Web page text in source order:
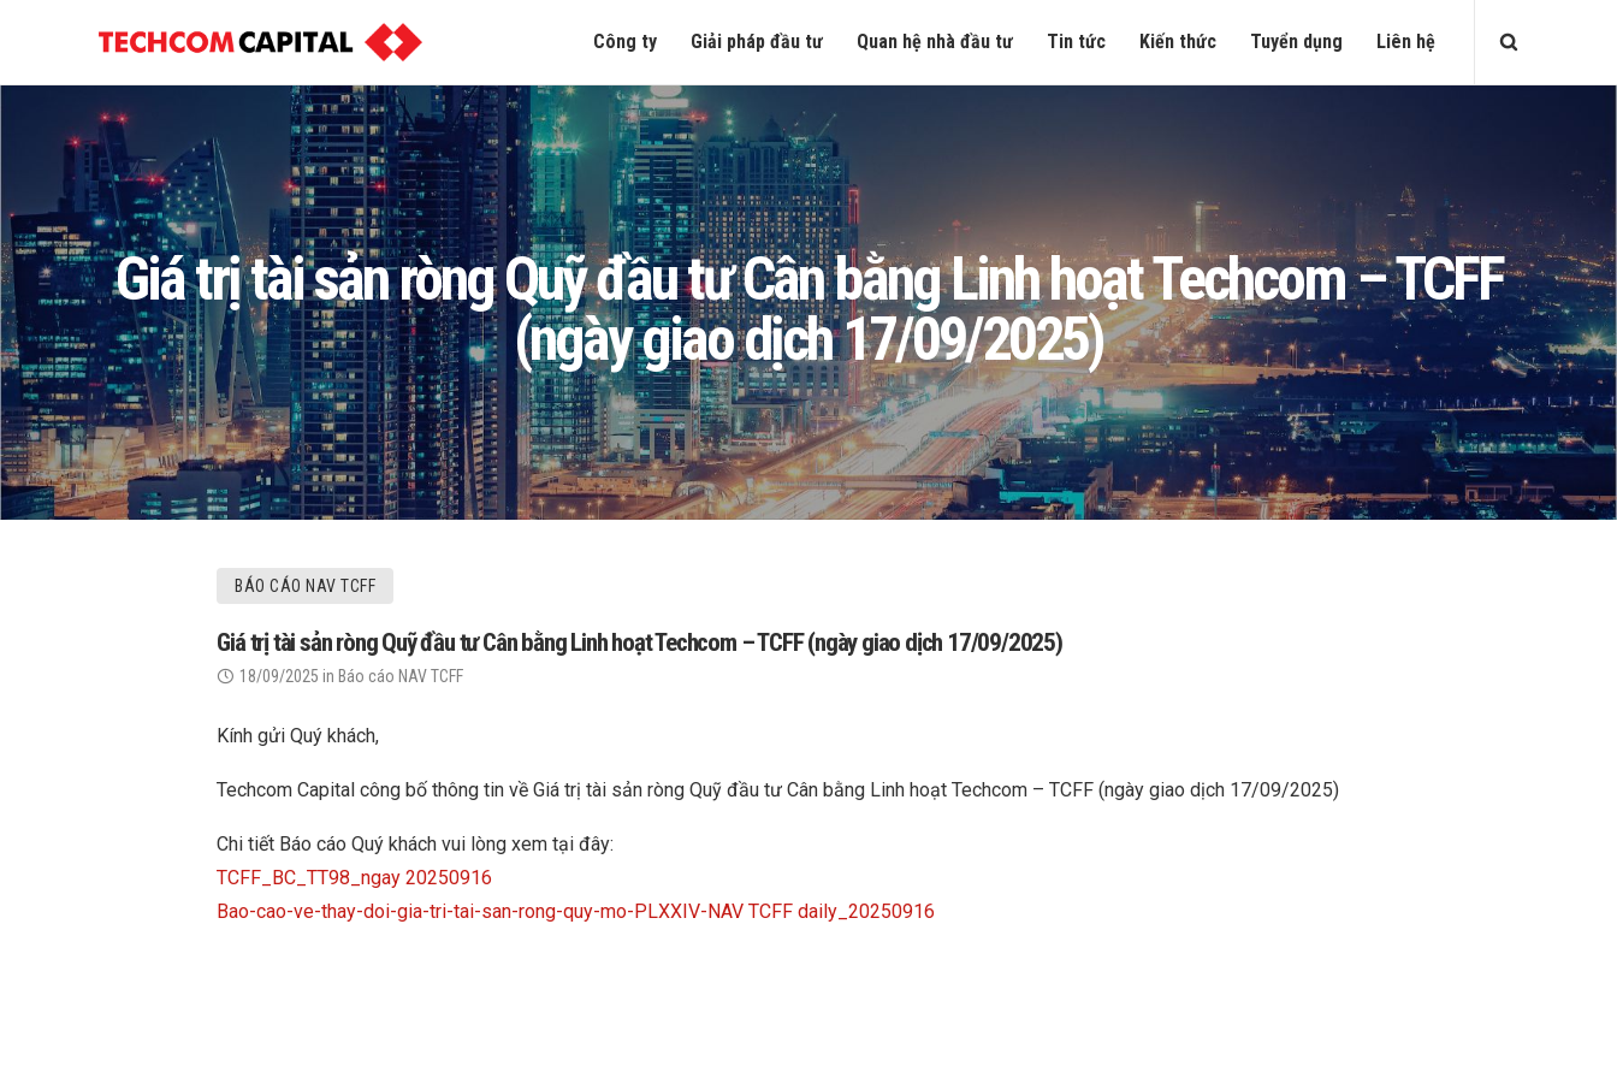
Công ty Giải pháp đầu tư Quan hệ nhà đầu tư Tin tức Kiến thức Tuyển dụng Liên hệ
Giá trị tài sản ròng Quỹ đầu tư Cân bằng Linh hoạt Techcom – TCFF
(ngày giao dịch 17/09/2025)
BÁO CÁO NAV TCFF
Giá trị tài sản ròng Quỹ đầu tư Cân bằng Linh hoạt Techcom – TCFF (ngày giao dịch 17/09/2025)
18/09/2025 in Báo cáo NAV TCFF
Kính gửi Quý khách,
Techcom Capital công bố thông tin về Giá trị tài sản ròng Quỹ đầu tư Cân bằng Linh hoạt Techcom – TCFF (ngày giao dịch 17/09/2025)
Chi tiết Báo cáo Quý khách vui lòng xem tại đây:
TCFF_BC_TT98_ngay 20250916
Bao-cao-ve-thay-doi-gia-tri-tai-san-rong-quy-mo-PLXXIV-NAV TCFF daily_20250916